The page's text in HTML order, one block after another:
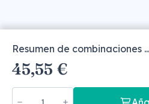
Resumen de combinaciones ...
45,55 €
Farmacia veterinaria online ©
30706451)